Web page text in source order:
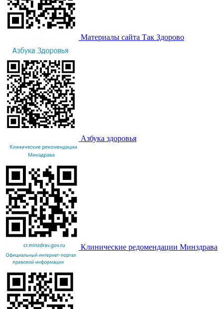
Материалы сайта Так Здорово
Азбука здоровья
Клинические редомендации Минздрава